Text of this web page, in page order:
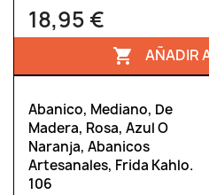
18,95 €
 AÑADIR
Abanico, Mediano, De
Madera, Rosa, Azul O
Naranja, Abanicos
Artesanales, Frida Kahlo.
106